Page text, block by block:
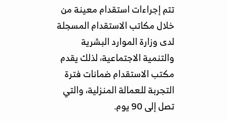
تتم إجراءات استقدام معينة من
خلال مكاتب الاستقدام المسجلة
لدى وزارة الموارد البشرية
والتنمية الاجتماعية، لذلك يقدم
مكتب الاستقدام ضمانات فترة
التجربة للعمالة المنزلية، والتي
تصل إلى 90 يوم.